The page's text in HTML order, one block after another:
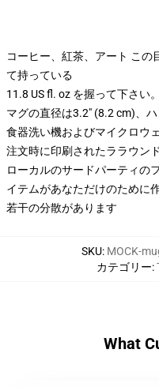
コーヒー、紅茶、アート こ
て持っている
11.8 US fl. oz を握って下さい
マグの直径は3.2" (8.2 cm)、
食器洗い機およびマイクロウ
注文時に印刷されたララウン
ローカルのサードパーティの
イテムがあなただけのために
若干の分散があります
SKU: MOCK-
カテゴリー:
What